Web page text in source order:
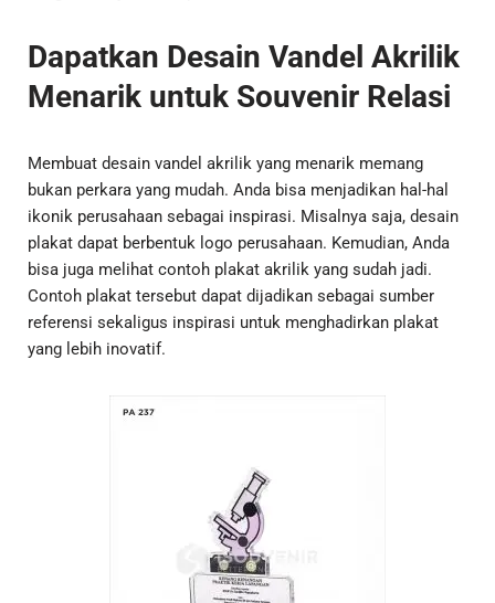
Dapatkan Desain Vandel Akrilik
Menarik untuk Souvenir Relasi
Membuat desain vandel akrilik yang menarik memang
bukan perkara yang mudah. Anda bisa menjadikan hal-hal
ikonik perusahaan sebagai inspirasi. Misalnya saja, desain
plakat dapat berbentuk logo perusahaan. Kemudian, Anda
bisa juga melihat contoh plakat akrilik yang sudah jadi.
Contoh plakat tersebut dapat dijadikan sebagai sumber
referensi sekaligus inspirasi untuk menghadirkan plakat
yang lebih inovatif.